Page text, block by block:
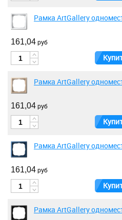
Рамка ArtGallery
161,04руб
Рамка ArtGallery
161,04руб
Рамка ArtGallery
161,04руб
Рамка ArtGallery